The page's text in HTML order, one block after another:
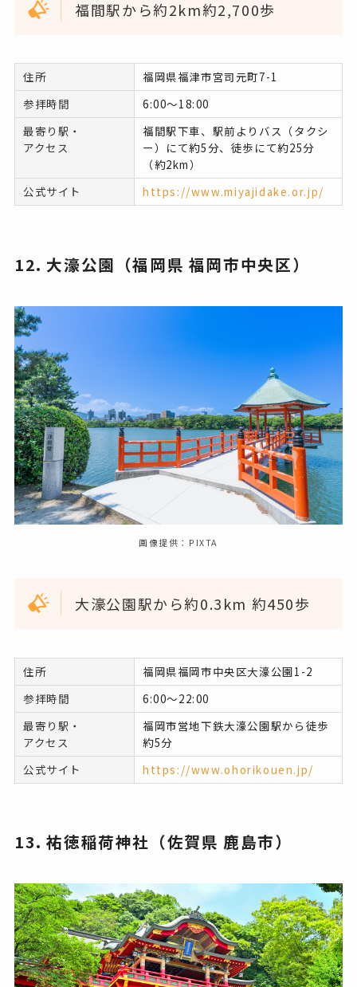
福間駅から約2km約2,700歩
住所
福岡県福津市宮司元町7-1
参拝時間
6:00～18:00
最寄り駅・
アクセス
福間駅下車、駅前よりバス（タクシ
ー）にて約5分、徒歩にて約25分
（約2km）
公式サイト
https://www.miyajidake.or.jp/
12. 大濠公園（福岡県 福岡市中央区）
画像提供：PIXTA
大濠公園駅から約0.3km 約450歩
住所
福岡県福岡市中央区大濠公園1-2
参拝時間
6:00～22:00
最寄り駅・
アクセス
福岡市営地下鉄大濠公園駅から徒歩
約5分
公式サイト
https://www.ohorikouen.jp/
13. 祐徳稲荷神社（佐賀県 鹿島市）